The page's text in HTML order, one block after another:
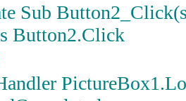
Sub
Button2.Click